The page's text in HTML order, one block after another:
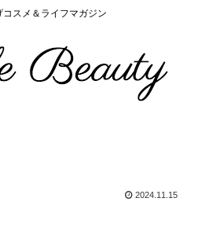
コスメ＆ライフマガジン
2024.11.15